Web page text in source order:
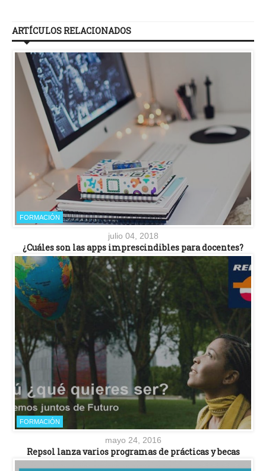
ARTÍCULOS RELACIONADOS
FORMACIÓN
julio 04, 2018
¿Cuáles son las apps imprescindibles para docentes?
FORMACIÓN
mayo 24, 2016
Repsol lanza varios programas de prácticas y becas